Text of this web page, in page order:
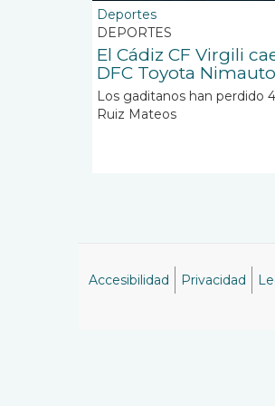
Deportes
DEPORTES
El Cádiz CF Virgili
DFC Toyota Nimauto
Los gaditanos han perdido
Ruiz Mateos
Accesibilidad Privacidad